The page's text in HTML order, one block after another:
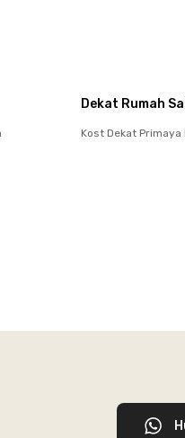
Dekat Rumah
Kost Dekat Primaya